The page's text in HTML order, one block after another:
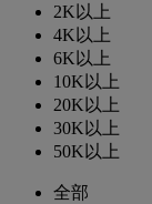
2K以上
4K以上
6K以上
10K以上
20K以上
30K以上
50K以上
全部